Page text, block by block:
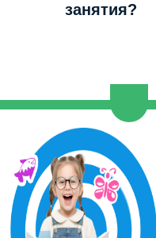
занятия?